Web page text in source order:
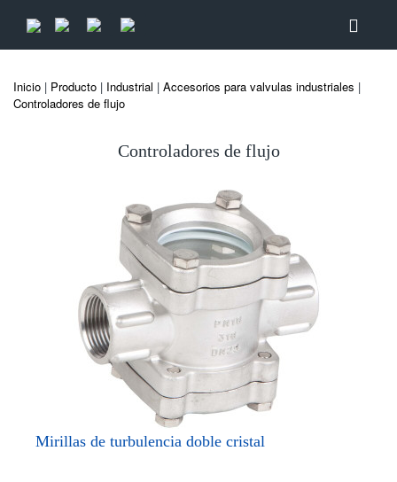
Inicio | Producto | Industrial | Accesorios para valvulas industriales |
Controladores de flujo
Controladores de flujo
Mirillas de turbulencia doble cristal